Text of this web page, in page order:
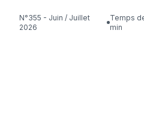
N°355 - Juin / Juillet
2026
Temps de lecture : 21
min